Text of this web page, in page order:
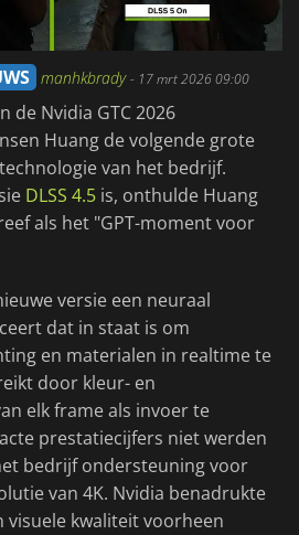
manhkbrady- 17 mrt 2026 09:00
de Nvidia GTC 2026
Huang de volgende grote
van het bedrijf.
DLSS 4.5 is, onthulde Huang
als het "GPT-moment voor
versie een neuraal
dat in staat is om
en materialen in realtime te
door kleur- en
elk frame als invoer te
prestatiecijfers niet werden
bedrijf ondersteuning voor
van 4K. Nvidia benadrukte
visuele kwaliteit voorheen